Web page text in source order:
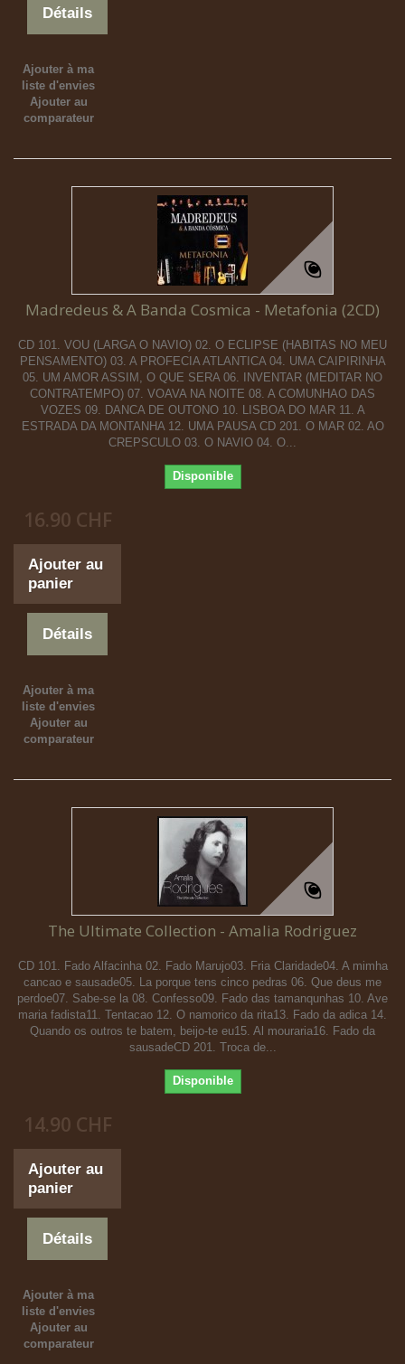
Détails
Ajouter à ma
liste d'envies
Ajouter au
comparateur
Madredeus & A Banda Cosmica - Metafonia (2CD)
CD 101. VOU (LARGA O NAVIO) 02. O ECLIPSE (HABITAS NO MEU
PENSAMENTO) 03. A PROFECIA ATLANTICA 04. UMA CAIPIRINHA
05. UM AMOR ASSIM, O QUE SERA 06. INVENTAR (MEDITAR NO
CONTRATEMPO) 07. VOAVA NA NOITE 08. A COMUNHAO DAS
VOZES 09. DANCA DE OUTONO 10. LISBOA DO MAR 11. A
ESTRADA DA MONTANHA 12. UMA PAUSA CD 201. O MAR 02. AO
CREPSCULO 03. O NAVIO 04. O...
Disponible
16.90 CHF
Ajouter au
panier
Détails
Ajouter à ma
liste d'envies
Ajouter au
comparateur
The Ultimate Collection - Amalia Rodriguez
CD 101. Fado Alfacinha 02. Fado Marujo03. Fria Claridade04. A mimha
cancao e sausade05. La porque tens cinco pedras 06. Que deus me
perdoe07. Sabe-se la 08. Confesso09. Fado das tamanqunhas 10. Ave
maria fadista11. Tentacao 12. O namorico da rita13. Fado da adica 14.
Quando os outros te batem, beijo-te eu15. Al mouraria16. Fado da
sausadeCD 201. Troca de...
Disponible
14.90 CHF
Ajouter au
panier
Détails
Ajouter à ma
liste d'envies
Ajouter au
comparateur